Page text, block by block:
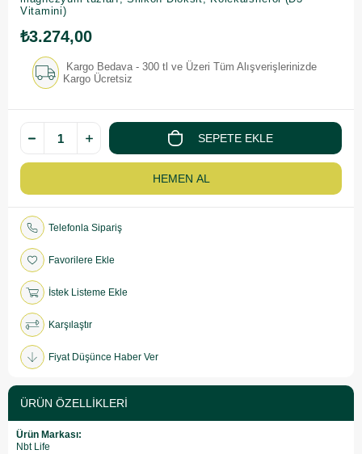
Vitamini)
₺3.274,00
Kargo Bedava - 300 tl ve Üzeri Tüm Alışverişlerinizde
Kargo Ücretsiz
Telefonla Sipariş
Favorilere Ekle
İstek Listeme Ekle
Karşılaştır
Fiyat Düşünce Haber Ver
ÜRÜN ÖZELLIKLERI
Ürün Markası:
Nbt Life